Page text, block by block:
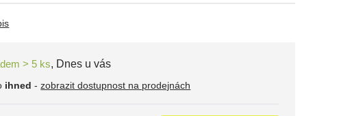
> 5 ks, Dnes u vás
ihned -zobrazit dostupnost na prodejnách